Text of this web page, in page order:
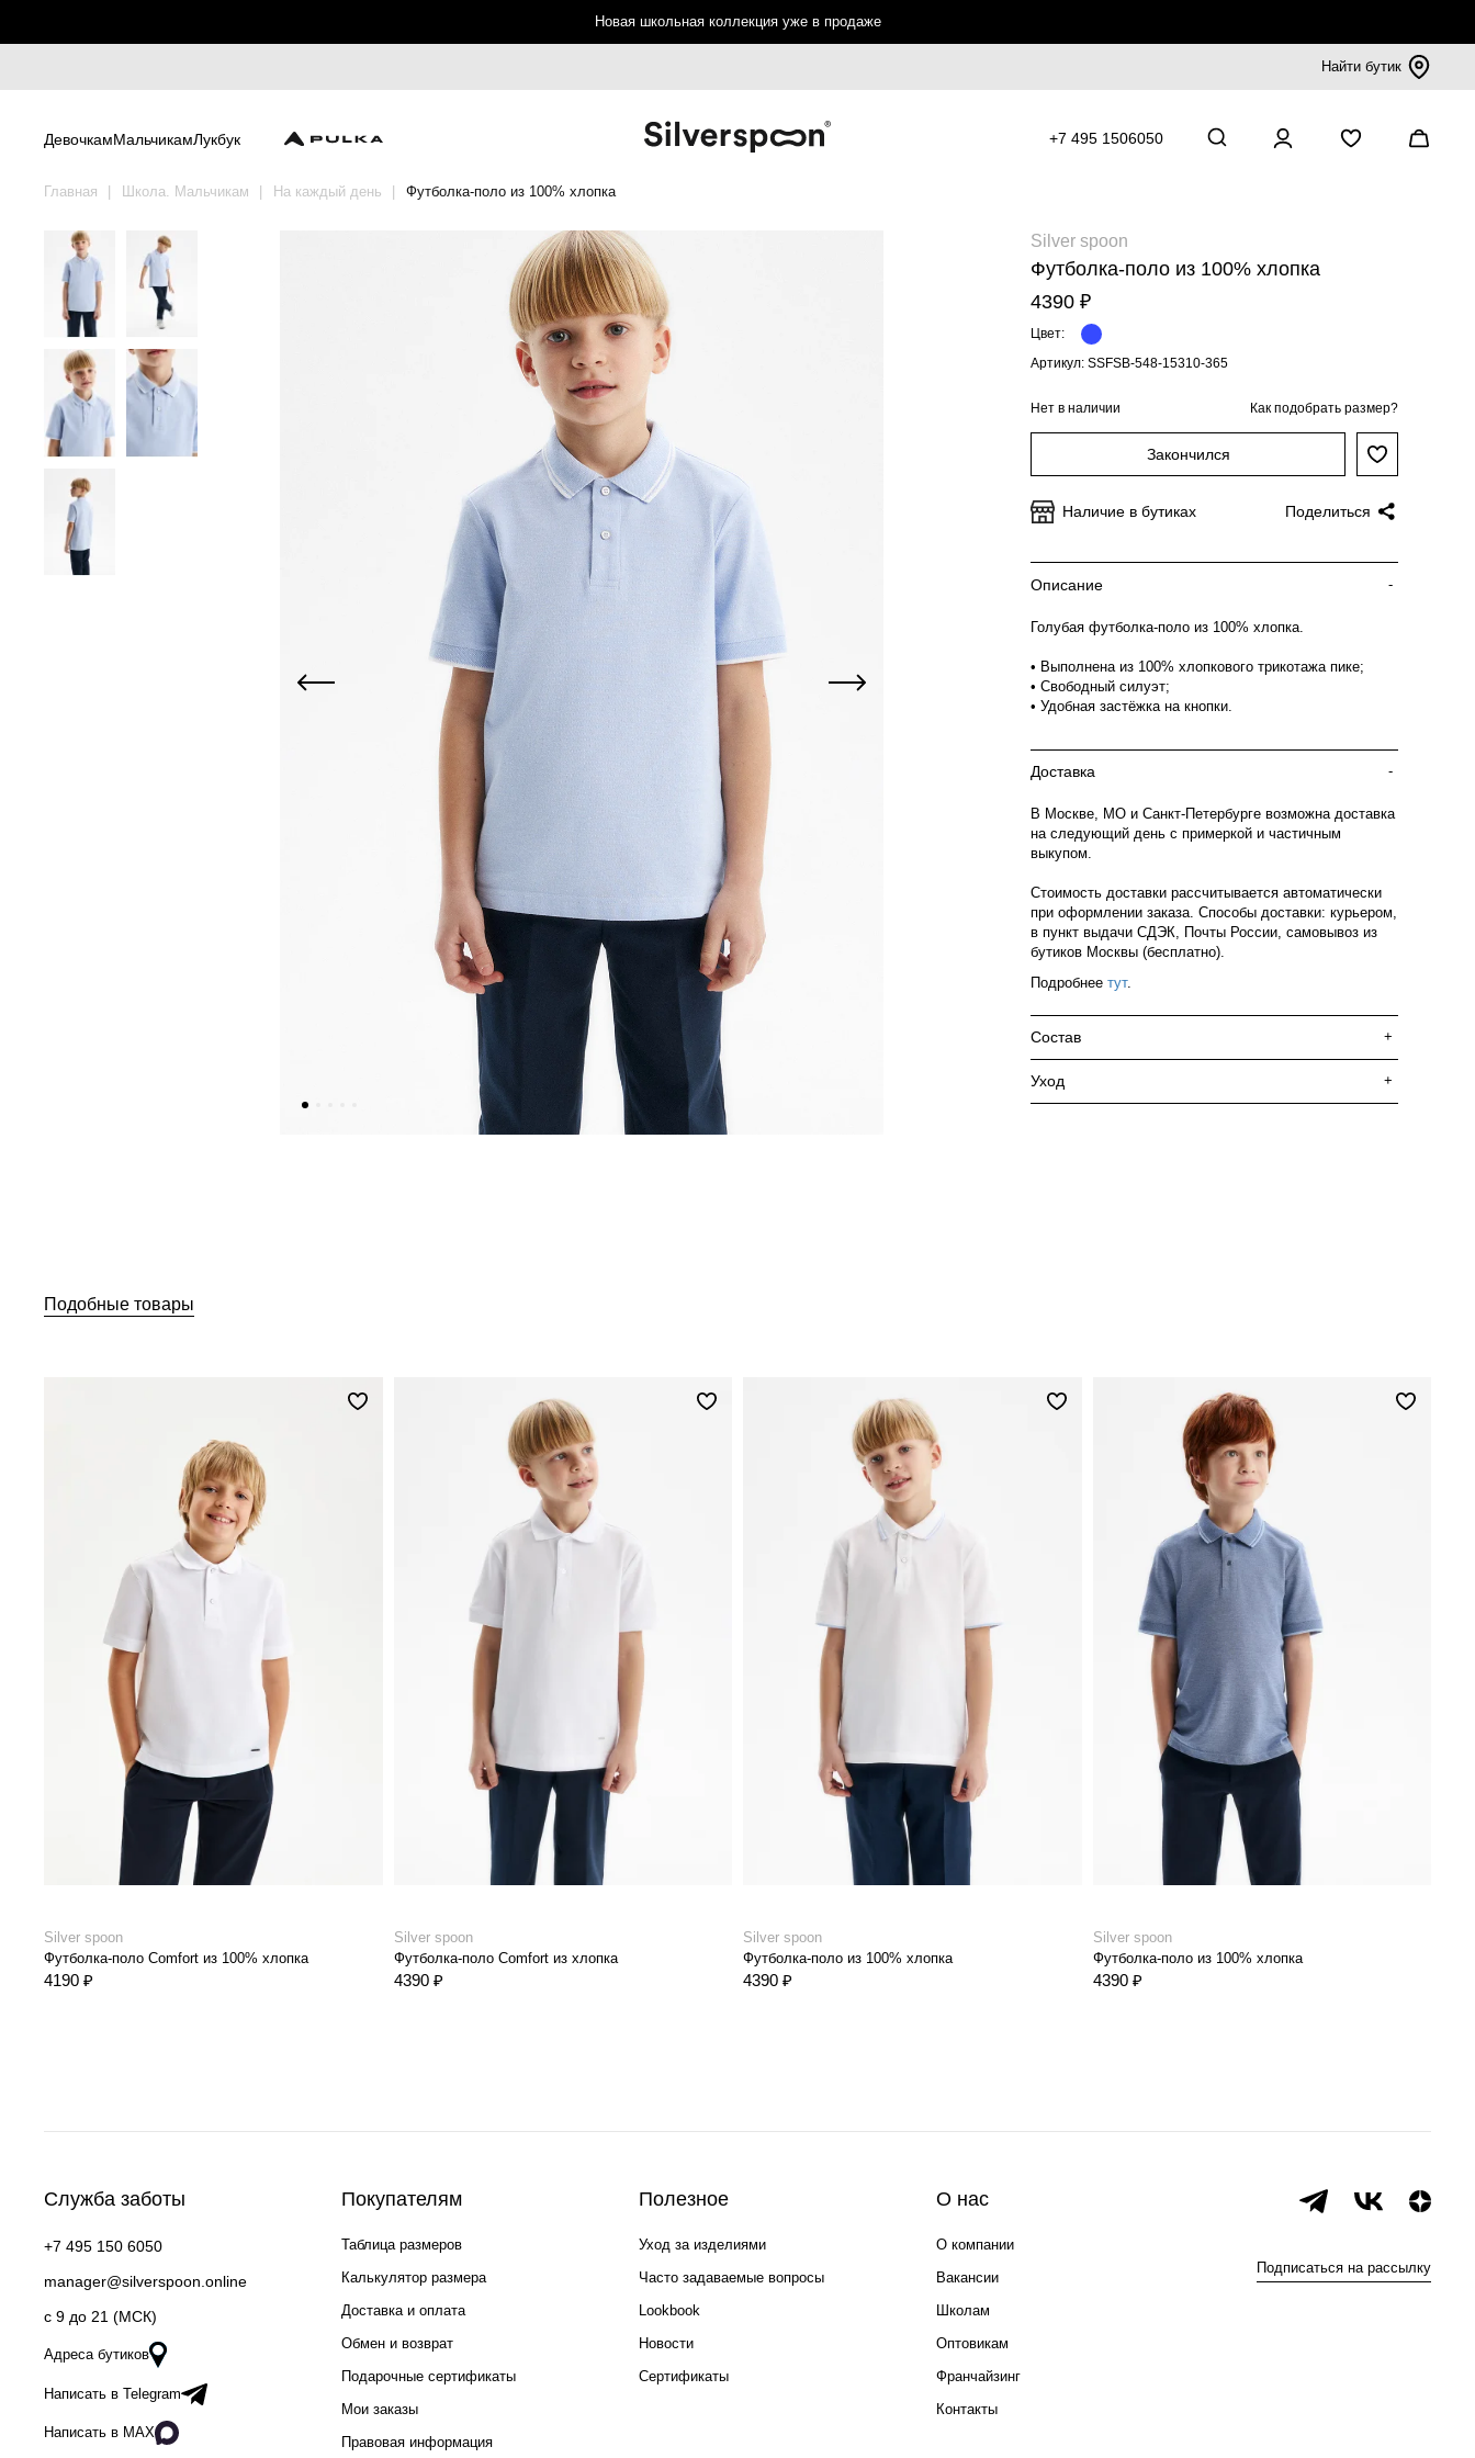
Новая школьная коллекция уже в продаже
Найти бутик
ДевочкамМальчикамЛукбук +7 495 1506050
Главная Школа. Мальчикам На каждый день Футболка-поло из 100% хлопка
Silver spoon
Футболка-поло из 100% хлопка
4390 ₽
Цвет:
Артикул: SSFSB-548-15310-365
Нет в наличии Как подобрать размер?
Закончился
Наличие в бутиках Поделиться
Описание -
Голубая футболка-поло из 100% хлопка.
• Выполнена из 100% хлопкового трикотажа пике;
• Свободный силуэт;
• Удобная застёжка на кнопки.
Доставка -
В Москве, МО и Санкт-Петербурге возможна доставка
на следующий день с примеркой и частичным
выкупом.
Стоимость доставки рассчитывается автоматически
при оформлении заказа. Способы доставки: курьером,
в пункт выдачи СДЭК, Почты России, самовывоз из
бутиков Москвы (бесплатно).
Подробнее тут.
Состав +
Уход +
Подобные товары
Silver spoon
Футболка-поло Comfort из 100% хлопка
4190 ₽
Silver spoon
Футболка-поло Comfort из хлопка
4390 ₽
Silver spoon
Футболка-поло из 100% хлопка
4390 ₽
Silver spoon
Футболка-поло из 100% хлопка
4390 ₽
Служба заботы
+7 495 150 6050
manager@silverspoon.online
c 9 до 21 (МСК)
Адреса бутиков
Написать в Telegram
Написать в MAX
Покупателям
Таблица размеров
Калькулятор размера
Доставка и оплата
Обмен и возврат
Подарочные сертификаты
Мои заказы
Правовая информация
Полезное
Уход за изделиями
Часто задаваемые вопросы
Lookbook
Новости
Сертификаты
О нас
О компании
Вакансии
Школам
Оптовикам
Франчайзинг
Контакты
Подписаться на рассылку